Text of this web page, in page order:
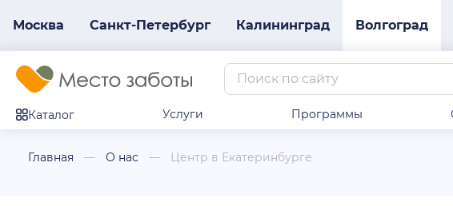
Москва Санкт-Петербург Калининград Волгоград
Каталог Услуги Программы
Главная О нас Центр в Екатеринбурге